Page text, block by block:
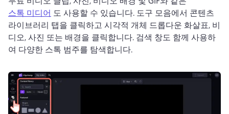
스톡 미디어 도 사용할 수 있습니다. 도구 모음에서 콘텐츠
라이브러리 탭을 클릭하고 시각적 개체 드롭다운 화살표, 비
디오, 사진 또는 배경을 클릭합니다. 검색 창도 함께 사용하
여 다양한 스톡 범주를 탐색합니다.